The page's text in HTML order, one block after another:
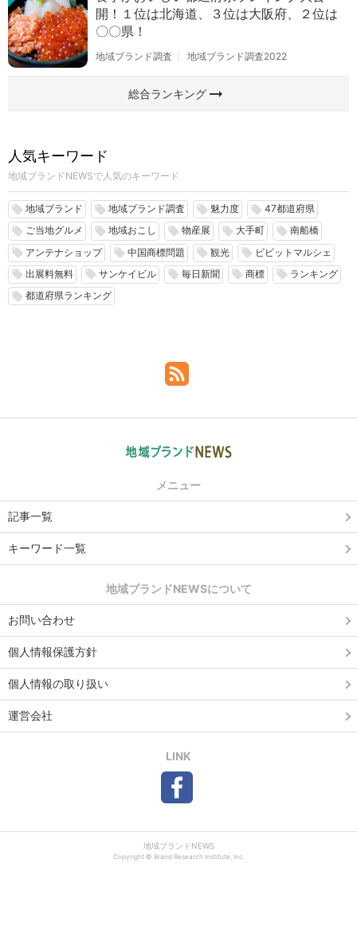
開！１位は北海道、３位は大阪府、２位は
〇〇県！
地域ブランド調査 地域ブランド調査2022
総合ランキングarrow_right_alt
人気キーワード
地域ブランドNEWSで人気のキーワード
local_offer 地域ブランド local_offer 地域ブランド調査 local_offer 魅力度 local_offer 47都道府県
local_offer ご当地グルメ local_offer 地域おこし local_offer 物産展 local_offer 大手町 local_offer 南船橋
local_offer アンテナショップ local_offer 中国商標問題 local_offer 観光 local_offer ビビットマルシェ
local_offer 出展料無料 local_offer サンケイビル local_offer 毎日新聞 local_offer 商標 local_offer ランキング
local_offer 都道府県ランキング
メニュー
記事一覧
キーワード一覧
地域ブランドNEWSについて
お問い合わせ
個人情報保護方針
個人情報の取り扱い
運営会社
LINK
地域ブランドNEWS
Copyright © Brand Research Institute, Inc.